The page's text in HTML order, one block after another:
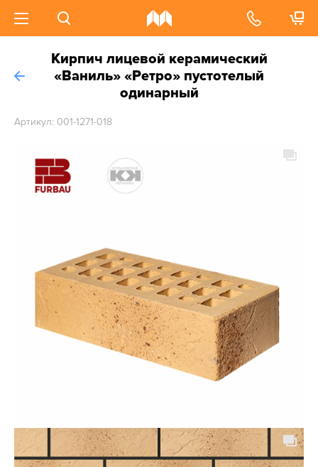
Кирпич лицевой керамический
«Ваниль» «Ретро» пустотелый
одинарный
Артикул: 001-1271-018